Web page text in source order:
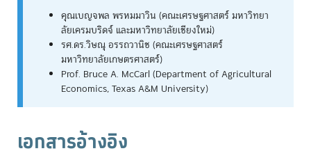
คุณเบญจพล พรหมมาวิน (คณะเศรษฐศาสตร์ มหาวิทยา
ลัยเครมบริดจ์ และมหาวิทยาลัยเชียงใหม่)
รศ.ดร.วิษณุ อรรถวานิช (คณะเศรษฐศาสตร์
มหาวิทยาลัยเกษตรศาสตร์)
Prof. Bruce A. McCarl (Department of Agricultural
Economics, Texas A&M University)
เอกสารอ้างอิง